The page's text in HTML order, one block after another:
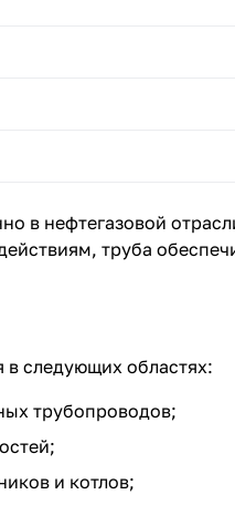
в нефтегазовой
труба
в следующих областях:
трубопроводов;
и котлов;